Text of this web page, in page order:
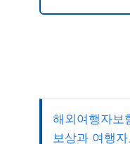
해외여행자보
보상과 여행